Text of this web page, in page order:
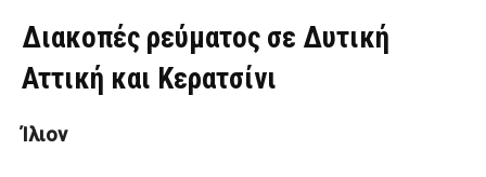
Διακοπές ρεύματος σε Δυτική
Αττική και Κερατσίνι
Ίλιον